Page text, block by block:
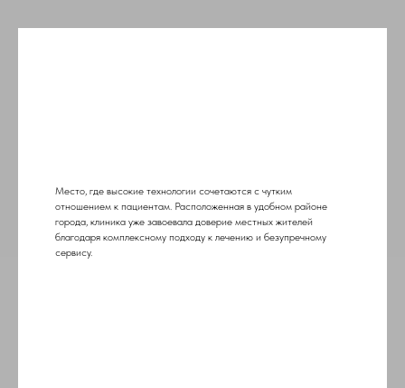
Место, где высокие технологии сочетаются с чутким
отношением к пациентам. Расположенная в удобном районе
города, клиника уже завоевала доверие местных жителей
благодаря комплексному подходу к лечению и безупречному
сервису.